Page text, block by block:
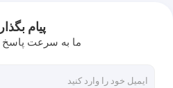
پیام
ما به سرعت پاسخ